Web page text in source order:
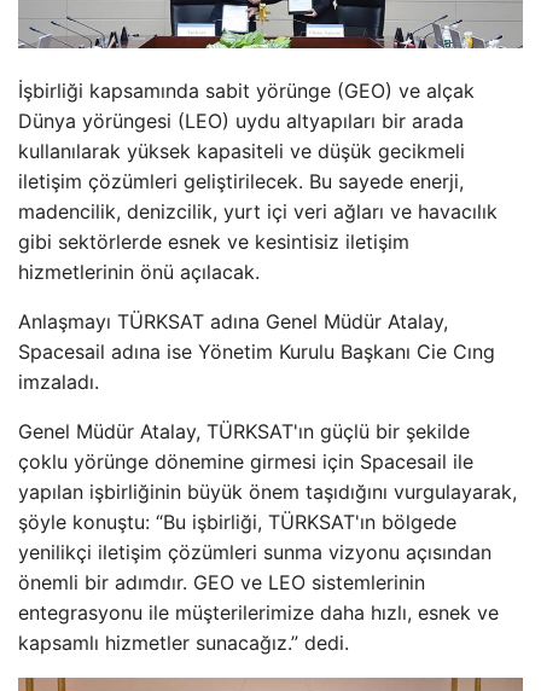
İşbirliği kapsamında sabit yörünge (GEO) ve alçak
Dünya yörüngesi (LEO) uydu altyapıları bir arada
kullanılarak yüksek kapasiteli ve düşük gecikmeli
iletişim çözümleri geliştirilecek. Bu sayede enerji,
madencilik, denizcilik, yurt içi veri ağları ve havacılık
gibi sektörlerde esnek ve kesintisiz iletişim
hizmetlerinin önü açılacak.
Anlaşmayı TÜRKSAT adına Genel Müdür Atalay,
Spacesail adına ise Yönetim Kurulu Başkanı Cie Cıng
imzaladı.
Genel Müdür Atalay, TÜRKSAT'ın güçlü bir şekilde
çoklu yörünge dönemine girmesi için Spacesail ile
yapılan işbirliğinin büyük önem taşıdığını vurgulayarak,
şöyle konuştu: “Bu işbirliği, TÜRKSAT'ın bölgede
yenilikçi iletişim çözümleri sunma vizyonu açısından
önemli bir adımdır. GEO ve LEO sistemlerinin
entegrasyonu ile müşterilerimize daha hızlı, esnek ve
kapsamlı hizmetler sunacağız.” dedi.